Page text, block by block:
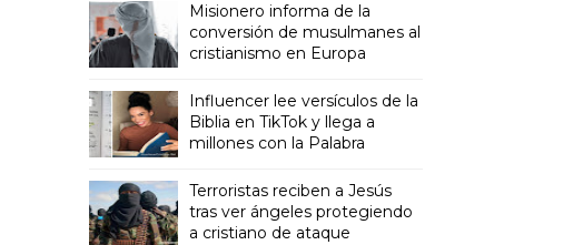
Misionero informa de la
conversión de musulmanes al
cristianismo en Europa
Influencer lee versículos de la
Biblia en TikTok y llega a
millones con la Palabra
Terroristas reciben a Jesús
tras ver ángeles protegiendo
a cristiano de ataque